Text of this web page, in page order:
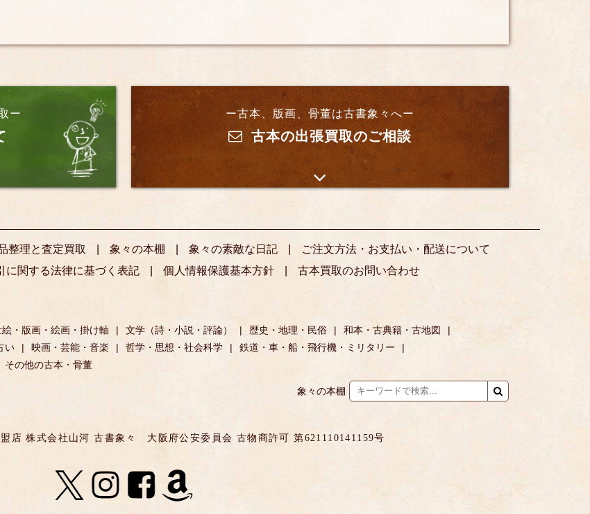
ー ー古本、版画、骨董は古書象々へー
古本の出張買取のご相談
整理と査定買取 象々の本棚 象々の素敵な日記
ご注文方法・お支払い・配送について
に関する法律に基づく表記 個人情報保護基本方針 古本買取のお問い合わせ
・版画・絵画・掛け軸 文学（詩・小説・評論） 歴史・地理・民俗
和本・古典籍・古地図
い 映画・芸能・音楽 哲学・思想・社会科学
鉄道・車・船・飛行機・ミリタリー
その他の古本・骨董
象々の本棚
店 株式会社山河 古書象々 大阪府公安委員会 古物商許可 第621110141159号